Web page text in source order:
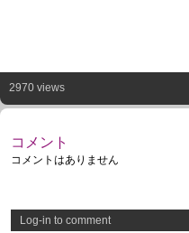
2970 views
コメント
コメントはありません
Log-in to comment